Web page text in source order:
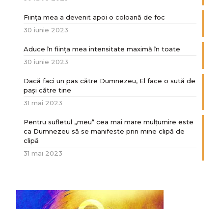
Ființa mea a devenit apoi o coloană de foc
30 iunie 2023
Aduce în ființa mea intensitate maximă în toate
30 iunie 2023
Dacă faci un pas către Dumnezeu, El face o sută de
paşi către tine
31 mai 2023
Pentru sufletul „meu“ cea mai mare mulțumire este
ca Dumnezeu să se manifeste prin mine clipă de
clipă
31 mai 2023